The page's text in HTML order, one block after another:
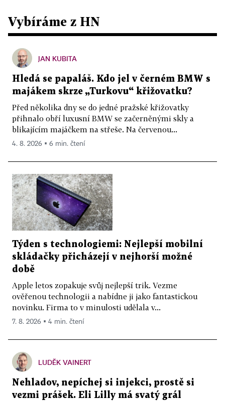
Vybíráme z HN
JAN KUBITA
Hledá se papaláš. Kdo jel v černém BMW s
majákem skrze „Turkovu“ křižovatku?
Před několika dny se do jedné pražské křižovatky
přihnalo obří luxusní BMW se začerněnými skly a
blikajícím majáčkem na střeše. Na červenou...
4. 8. 2026 ▪ 6 min. čtení
Týden s technologiemi: Nejlepší mobilní
skládačky přicházejí v nejhorší možné
době
Apple letos zopakuje svůj nejlepší trik. Vezme
ověřenou technologii a nabídne ji jako fantastickou
novinku. Firma to v minulosti udělala v...
7. 8. 2026 ▪ 4 min. čtení
LUDĚK VAINERT
Nehladov, nepíchej si injekci, prostě si
vezmi prášek. Eli Lilly má svatý grál